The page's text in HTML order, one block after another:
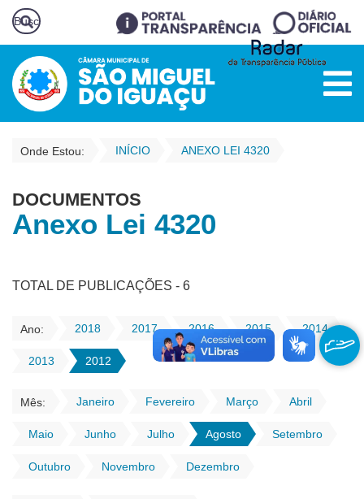
Onde Estou: INÍCIO ANEXO LEI 4320
DOCUMENTOS
Anexo Lei 4320
TOTAL DE PUBLICAÇÕES - 6
Ano: 2018 2017 2016 2015 2014
2013 2012
Mês: Janeiro Fevereiro Março Abril
Maio Junho Julho Agosto Setembro
Outubro Novembro Dezembro